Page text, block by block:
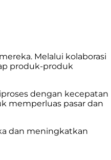
Melalui kolaborasi
produk-produk
dengan kecepatan
memperluas pasar dan
dan meningkatkan